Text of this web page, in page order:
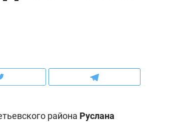
района Руслана